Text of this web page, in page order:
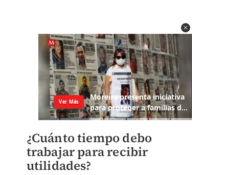
¿Cuánto tiempo debo
trabajar para recibir
utilidades?